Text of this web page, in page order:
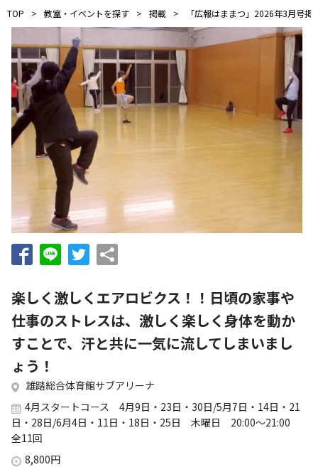
TOP 教室・イベントを探す 掲載 「広報はままつ」2026年3月号掲
楽しく激しくエアロビクス！！日頃の家事や
仕事のストレスは、激しく楽しく身体を動か
すことで、汗と共に一気に流してしまいまし
ょう！
雄踏総合体育館サブアリーナ
4月スタートコース 4月9日・23日・30日/5月7日・14日・21
日・28日/6月4日・11日・18日・25日 木曜日 20:00～21:00
全11回
8,800円